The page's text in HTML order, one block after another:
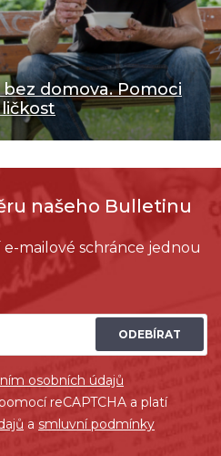
domova. Pomoci
našeho Bulletinu
mailové schránce jednou
ODEBÍRAT
osobních údajů
reCAPTCHA a platí
a smluvní podmínky